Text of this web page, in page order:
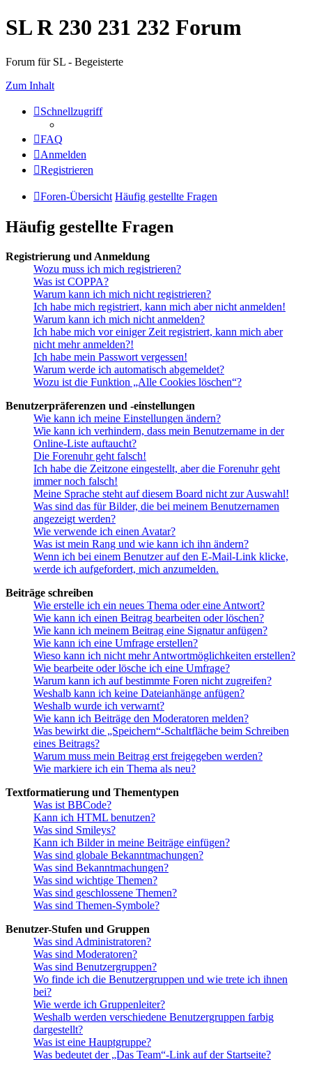
SL R 230 231 232 Forum
Forum für SL - Begeisterte
Zum Inhalt
Schnellzugriff
FAQ
Anmelden
Registrieren
Foren-Übersicht Häufig gestellte Fragen
Häufig gestellte Fragen
Registrierung und Anmeldung
Wozu muss ich mich registrieren?
Was ist COPPA?
Warum kann ich mich nicht registrieren?
Ich habe mich registriert, kann mich aber nicht anmelden!
Warum kann ich mich nicht anmelden?
Ich habe mich vor einiger Zeit registriert, kann mich aber
nicht mehr anmelden?!
Ich habe mein Passwort vergessen!
Warum werde ich automatisch abgemeldet?
Wozu ist die Funktion „Alle Cookies löschen“?
Benutzerpräferenzen und -einstellungen
Wie kann ich meine Einstellungen ändern?
Wie kann ich verhindern, dass mein Benutzername in der
Online-Liste auftaucht?
Die Forenuhr geht falsch!
Ich habe die Zeitzone eingestellt, aber die Forenuhr geht
immer noch falsch!
Meine Sprache steht auf diesem Board nicht zur Auswahl!
Was sind das für Bilder, die bei meinem Benutzernamen
angezeigt werden?
Wie verwende ich einen Avatar?
Was ist mein Rang und wie kann ich ihn ändern?
Wenn ich bei einem Benutzer auf den E-Mail-Link klicke,
werde ich aufgefordert, mich anzumelden.
Beiträge schreiben
Wie erstelle ich ein neues Thema oder eine Antwort?
Wie kann ich einen Beitrag bearbeiten oder löschen?
Wie kann ich meinem Beitrag eine Signatur anfügen?
Wie kann ich eine Umfrage erstellen?
Wieso kann ich nicht mehr Antwortmöglichkeiten erstellen?
Wie bearbeite oder lösche ich eine Umfrage?
Warum kann ich auf bestimmte Foren nicht zugreifen?
Weshalb kann ich keine Dateianhänge anfügen?
Weshalb wurde ich verwarnt?
Wie kann ich Beiträge den Moderatoren melden?
Was bewirkt die „Speichern“-Schaltfläche beim Schreiben
eines Beitrags?
Warum muss mein Beitrag erst freigegeben werden?
Wie markiere ich ein Thema als neu?
Textformatierung und Thementypen
Was ist BBCode?
Kann ich HTML benutzen?
Was sind Smileys?
Kann ich Bilder in meine Beiträge einfügen?
Was sind globale Bekanntmachungen?
Was sind Bekanntmachungen?
Was sind wichtige Themen?
Was sind geschlossene Themen?
Was sind Themen-Symbole?
Benutzer-Stufen und Gruppen
Was sind Administratoren?
Was sind Moderatoren?
Was sind Benutzergruppen?
Wo finde ich die Benutzergruppen und wie trete ich ihnen
bei?
Wie werde ich Gruppenleiter?
Weshalb werden verschiedene Benutzergruppen farbig
dargestellt?
Was ist eine Hauptgruppe?
Was bedeutet der „Das Team“-Link auf der Startseite?